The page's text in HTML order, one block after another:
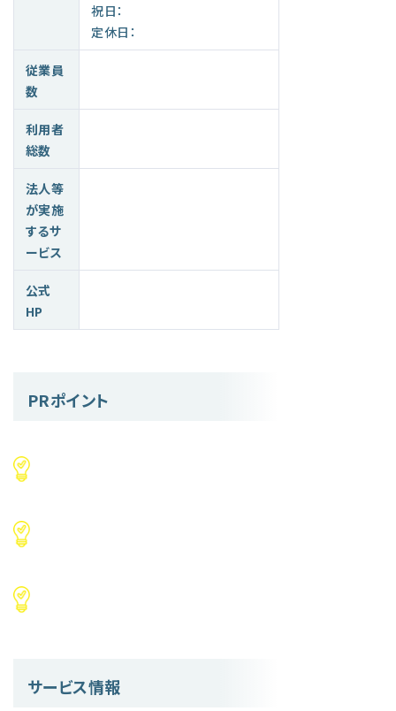
祝日：
定休日：
従業員
数
利用者
総数
法人等
が実施
するサ
ービス
公式
HP
PRポイント
サービス情報